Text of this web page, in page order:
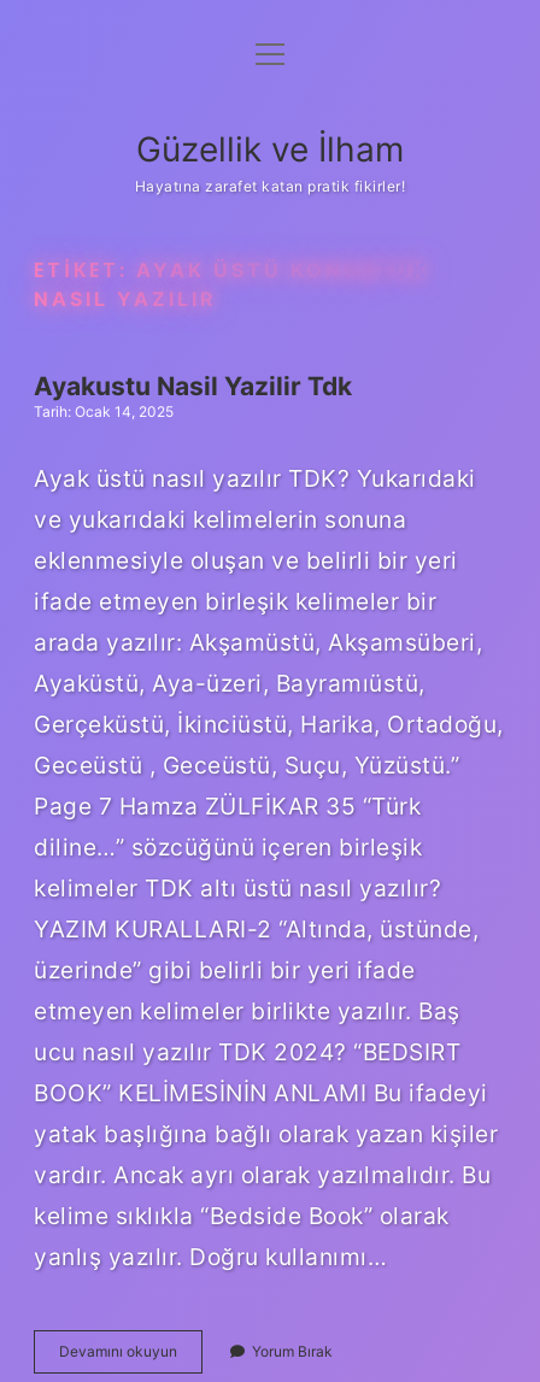
Anasayfa
Yasal Uyarı
menüyü
Güzellik ve İlham
Hayatına zarafet katan pratik fikirler!
ETIKET: AYAK ÜSTÜ KONUŞTUK
NASIL YAZILIR
Ayakustu Nasil Yazilir Tdk
Tarih: Ocak 14, 2025
Ayak üstü nasıl yazılır TDK? Yukarıdaki
ve yukarıdaki kelimelerin sonuna
eklenmesiyle oluşan ve belirli bir yeri
ifade etmeyen birleşik kelimeler bir
arada yazılır: Akşamüstü, Akşamsüberi,
Ayaküstü, Aya-üzeri, Bayramıüstü,
Gerçeküstü, İkinciüstü, Harika, Ortadoğu,
Geceüstü , Geceüstü, Suçu, Yüzüstü.”
Page 7 Hamza ZÜLFİKAR 35 “Türk
diline…” sözcüğünü içeren birleşik
kelimeler TDK altı üstü nasıl yazılır?
YAZIM KURALLARI-2 “Altında, üstünde,
üzerinde” gibi belirli bir yeri ifade
etmeyen kelimeler birlikte yazılır. Baş
ucu nasıl yazılır TDK 2024? “BEDSIRT
BOOK” KELİMESİNİN ANLAMI Bu ifadeyi
yatak başlığına bağlı olarak yazan kişiler
vardır. Ancak ayrı olarak yazılmalıdır. Bu
kelime sıklıkla “Bedside Book” olarak
yanlış yazılır. Doğru kullanımı…
Devamını okuyun Ayakustu
Nasil
Yorum Bırak